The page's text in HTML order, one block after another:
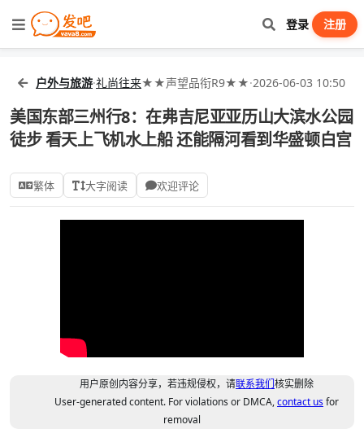
登录 注册
户外与旅游·礼尚往来★★声望品衔R9★★·2026-06-03 10:50
美国东部三州行8：在弗吉尼亚亚历山大滨水公园
徒步 看天上飞机水上船 还能隔河看到华盛顿白宫
繁体 大字阅读 欢迎评论
用户原创内容分享，若违规侵权，请联系我们核实删除
User-generated content. For violations or DMCA,contact usfor
removal